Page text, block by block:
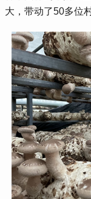
大，带动了50多位